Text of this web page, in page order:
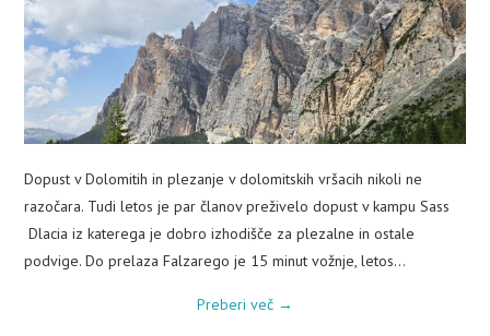
PLEZALNI KROŽEK
Dopust v Dolomitih in plezanje v dolomitskih vršacih nikoli ne
razočara. Tudi letos je par članov preživelo dopust v kampu Sass
Dlacia iz katerega je dobro izhodišče za plezalne in ostale
podvige. Do prelaza Falzarego je 15 minut vožnje, letos…
Preberi več →